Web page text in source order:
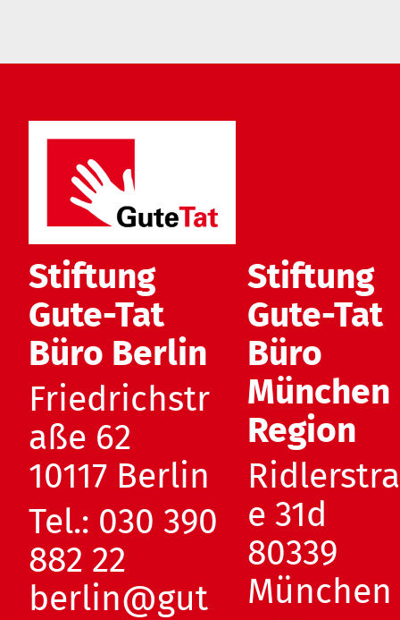
Stiftung
Gute-Tat
Büro Berlin
Friedrichstr
aße 62
10117 Berlin
Tel.: 030 390
882 22
berlin@gut
Stiftung
Gute-Tat
Büro
München
Region
e 31d
80339
München